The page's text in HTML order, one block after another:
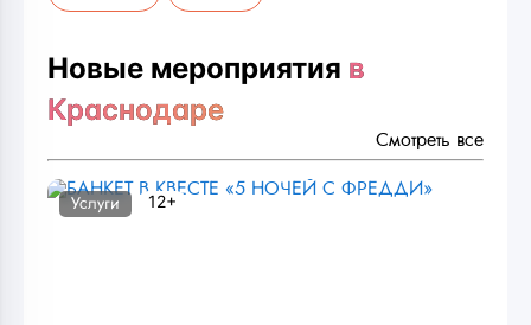
Новые мероприятия в
Краснодаре
Смотреть все
Услуги 12+